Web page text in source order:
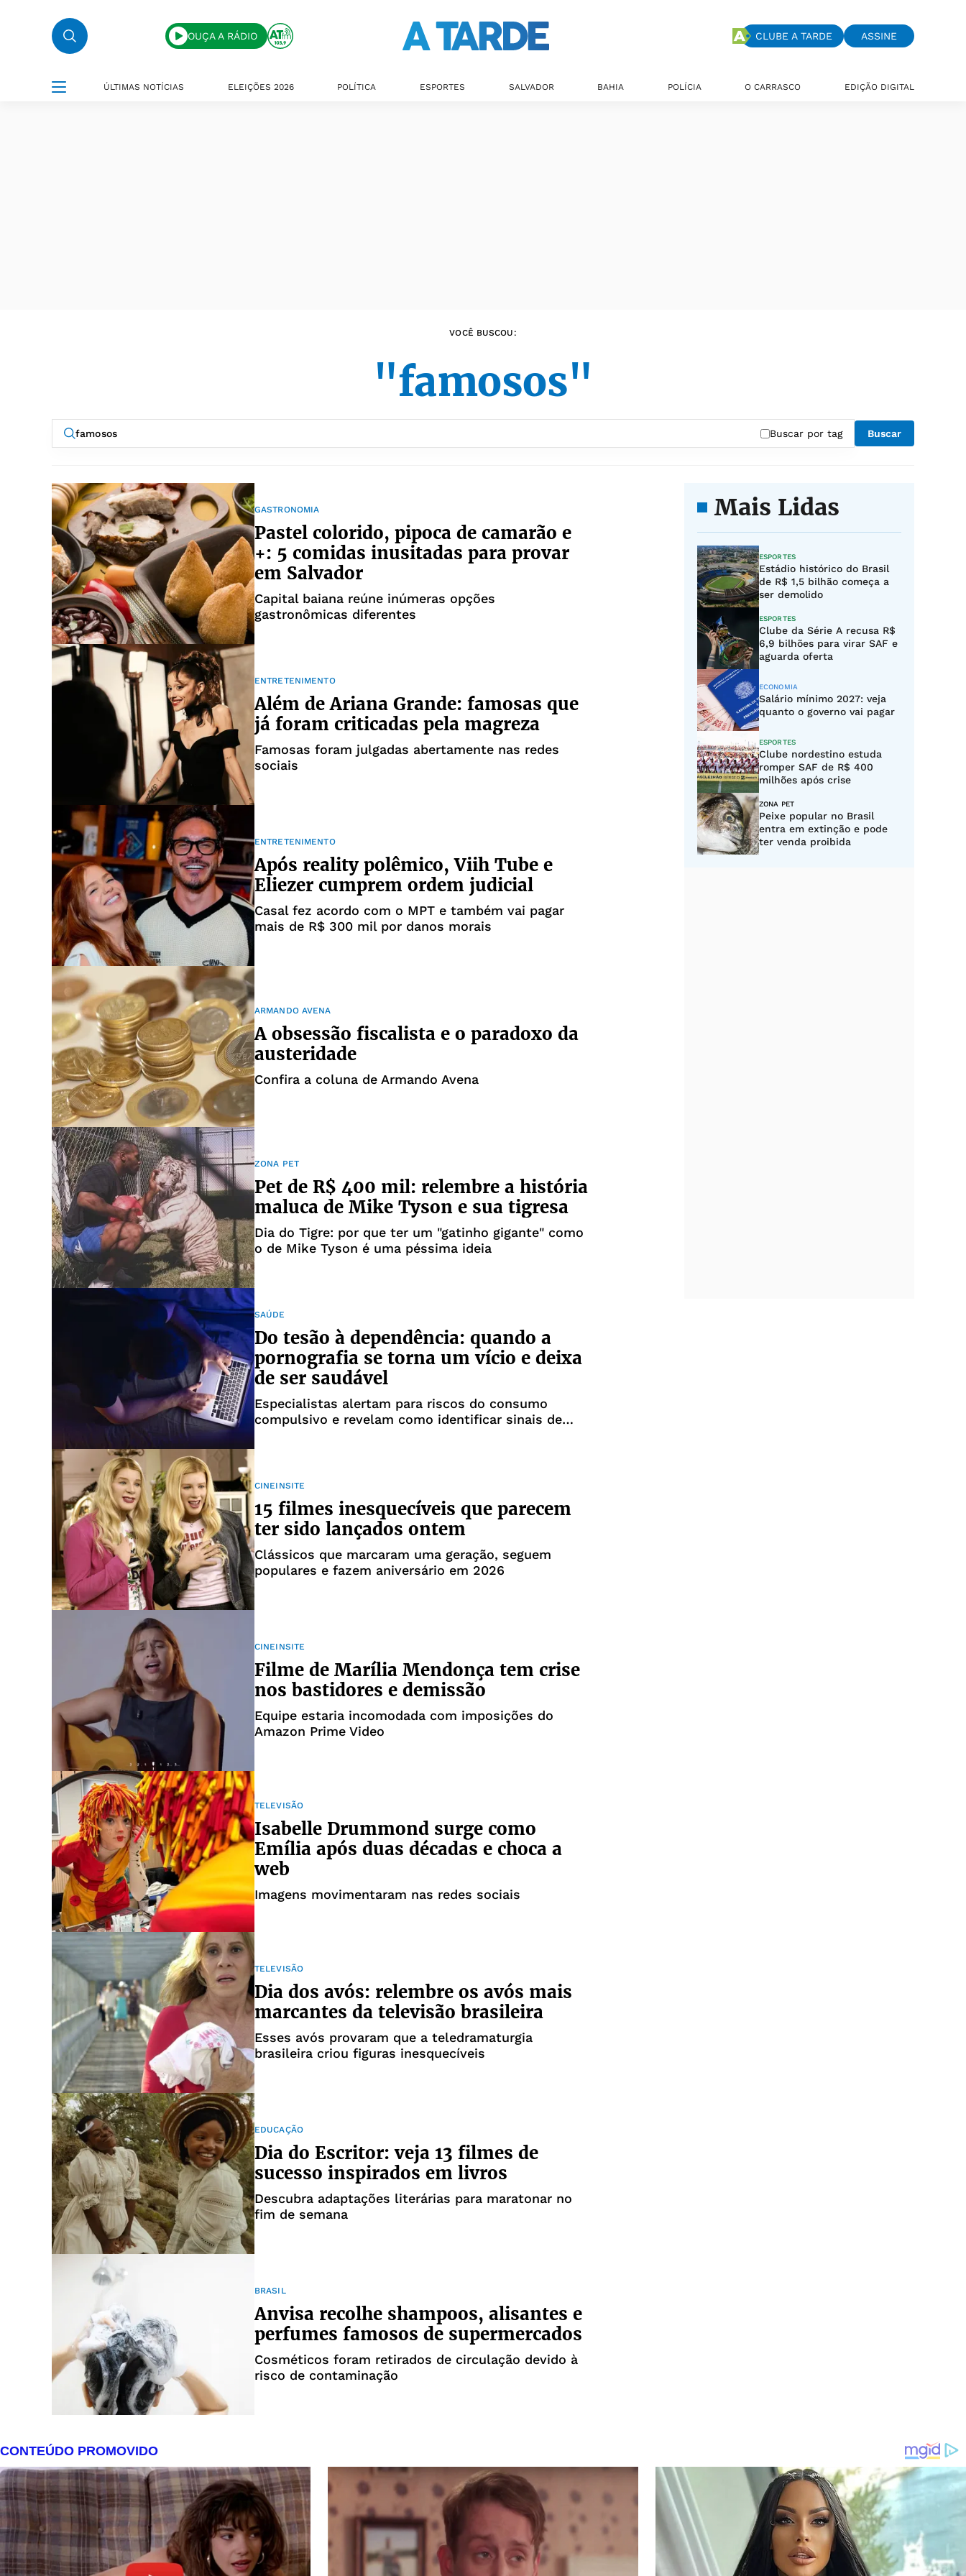
OUÇA A RÁDIO CLUBE A TARDE ASSINE
ÚLTIMAS NOTÍCIAS ELEIÇÕES 2026 POLÍTICA ESPORTES SALVADOR BAHIA POLÍCIA O CARRASCO EDIÇÃO DIGITAL
VOCÊ BUSCOU:
"famosos"
Buscar por tag Buscar
GASTRONOMIA
Pastel colorido, pipoca de camarão e
+: 5 comidas inusitadas para provar
em Salvador
Capital baiana reúne inúmeras opções
gastronômicas diferentes
ENTRETENIMENTO
Além de Ariana Grande: famosas que
já foram criticadas pela magreza
Famosas foram julgadas abertamente nas redes
sociais
ENTRETENIMENTO
Após reality polêmico, Viih Tube e
Eliezer cumprem ordem judicial
Casal fez acordo com o MPT e também vai pagar
mais de R$ 300 mil por danos morais
ARMANDO AVENA
A obsessão fiscalista e o paradoxo da
austeridade
Confira a coluna de Armando Avena
ZONA PET
Pet de R$ 400 mil: relembre a história
maluca de Mike Tyson e sua tigresa
Dia do Tigre: por que ter um "gatinho gigante" como
o de Mike Tyson é uma péssima ideia
SAÚDE
Do tesão à dependência: quando a
pornografia se torna um vício e deixa
de ser saudável
Especialistas alertam para riscos do consumo
compulsivo e revelam como identificar sinais de
CINEINSITE
15 filmes inesquecíveis que parecem
ter sido lançados ontem
Clássicos que marcaram uma geração, seguem
populares e fazem aniversário em 2026
CINEINSITE
Filme de Marília Mendonça tem crise
nos bastidores e demissão
Equipe estaria incomodada com imposições do
Amazon Prime Video
TELEVISÃO
Isabelle Drummond surge como
Emília após duas décadas e choca a
web
Imagens movimentaram nas redes sociais
TELEVISÃO
Dia dos avós: relembre os avós mais
marcantes da televisão brasileira
Esses avós provaram que a teledramaturgia
brasileira criou figuras inesquecíveis
EDUCAÇÃO
Dia do Escritor: veja 13 filmes de
sucesso inspirados em livros
Descubra adaptações literárias para maratonar no
fim de semana
BRASIL
Anvisa recolhe shampoos, alisantes e
perfumes famosos de supermercados
Cosméticos foram retirados de circulação devido à
risco de contaminação
Mais Lidas
ESPORTES
Estádio histórico do Brasil
de R$ 1,5 bilhão começa a
ser demolido
ESPORTES
Clube da Série A recusa R$
6,9 bilhões para virar SAF e
aguarda oferta
ECONOMIA
Salário mínimo 2027: veja
quanto o governo vai pagar
ESPORTES
Clube nordestino estuda
romper SAF de R$ 400
milhões após crise
ZONA PET
Peixe popular no Brasil
entra em extinção e pode
ter venda proibida